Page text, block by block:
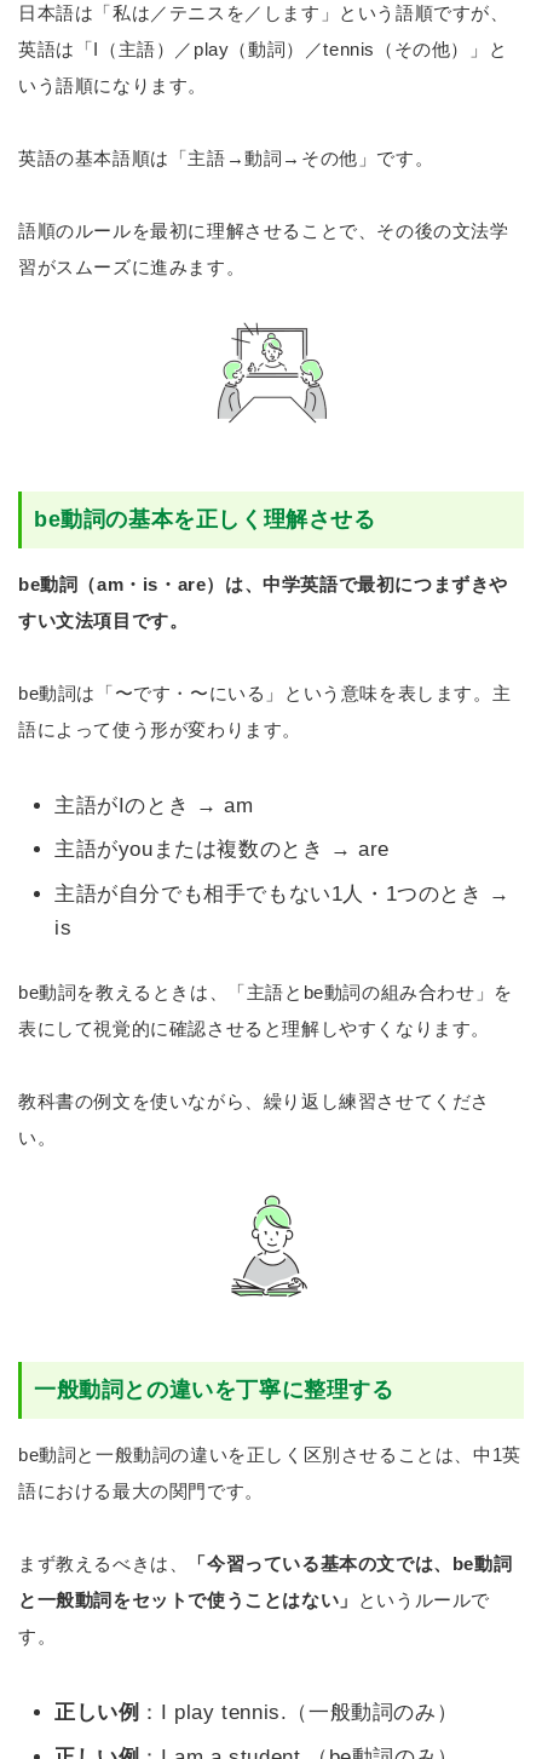
日本語は「私は／テニスを／します」という語順ですが、
英語は「I（主語）／play（動詞）／tennis（その他）」と
いう語順になります。
英語の基本語順は「主語→動詞→その他」です。
語順のルールを最初に理解させることで、その後の文法学
習がスムーズに進みます。
be動詞の基本を正しく理解させる
be動詞（am・is・are）は、中学英語で最初につまずきや
すい文法項目です。
be動詞は「〜です・〜にいる」という意味を表します。主
語によって使う形が変わります。
主語がIのとき → am
主語がyouまたは複数のとき → are
主語が自分でも相手でもない1人・1つのとき →
is
be動詞を教えるときは、「主語とbe動詞の組み合わせ」を
表にして視覚的に確認させると理解しやすくなります。
教科書の例文を使いながら、繰り返し練習させてくださ
い。
一般動詞との違いを丁寧に整理する
be動詞と一般動詞の違いを正しく区別させることは、中1英
語における最大の関門です。
まず教えるべきは、
「今習っている基本の文では、be動詞
と一般動詞をセットで使うことはない」
というルールで
す。
正しい例 ：I play tennis.（一般動詞のみ）